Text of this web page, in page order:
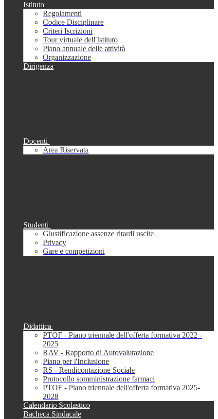
Istituto
Regolamenti
Codice Disciplinare
Criteri Iscrizioni
Tour virtuale dell'Istituto
Piano annuale delle attività
Organizzazione
Dirigenza
Docenti
Area Riservata
Studenti
Giustificazione assenze ritardi uscite
Privacy
Gare e competizioni
Didattica
PTOF - Piano triennale dell'offerta formativa 2022 -
2025
RAV - Rapporto di Autovalutazione
Piano per l'Inclusione
RS - Rendicontazione Sociale
Protocollo somministrazione farmaci
PTOF - Piano triennale dell'offerta formativa 2025-
2028
Calendario Scolastico
Bacheca Sindacale